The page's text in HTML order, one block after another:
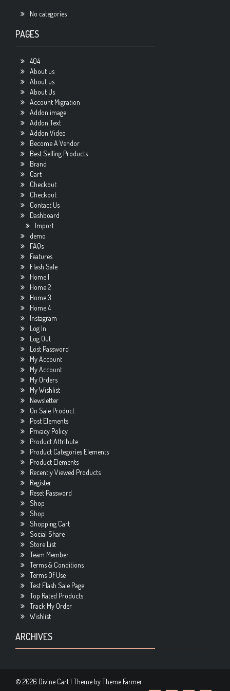
No categories
PAGES
404
About us
About us
About Us
Account Migration
Addon image
Addon Text
Addon Video
Become A Vendor
Best Selling Products
Brand
Cart
Checkout
Checkout
Contact Us
Dashboard
Import
demo
FAQs
Features
Flash Sale
Home 1
Home 2
Home 3
Home 4
Instagram
Log In
Log Out
Lost Password
My Account
My Account
My Orders
My Wishlist
Newsletter
On Sale Product
Post Elements
Privacy Policy
Product Attribute
Product Categories Elements
Product Elements
Recently Viewed Products
Register
Reset Password
Shop
Shop
Shopping Cart
Social Share
Store List
Team Member
Terms & Conditions
Terms Of Use
Test Flash Sale Page
Top Rated Products
Track My Order
Wishlist
ARCHIVES
© 2026 Divine Cart | Theme byTheme Farmer